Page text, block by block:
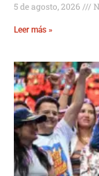
5 de agosto, 2026
Leer más »